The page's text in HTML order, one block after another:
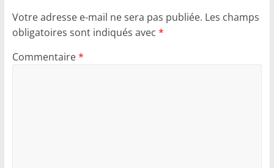
Votre adresse e-mail ne sera pas publiée. Les champs
obligatoires sont indiqués avec *
Commentaire*